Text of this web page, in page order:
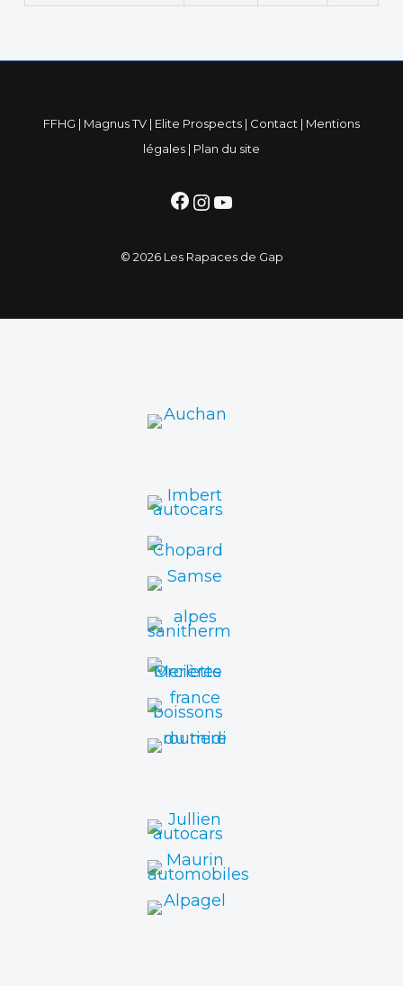
FFHG | Magnus TV | Elite Prospects | Contact | Mentions
légales | Plan du site
Facebook Instagram
© 2026 Les Rapaces de Gap